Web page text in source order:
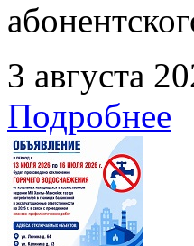
3 августа
Подробнее